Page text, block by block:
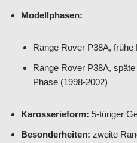
Modellphasen:
Range Rover P38A, frühe
Range Rover P38A,
Phase (1998-2002)
Karosserieform: 5-türiger
Besonderheiten: zweite